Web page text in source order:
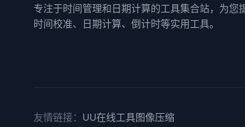
专注于时间管理和日期计算的工具集合站，为您
时间校准、日期计算、倒计时等实用工具。
友情链接： UU在线工具图像压缩